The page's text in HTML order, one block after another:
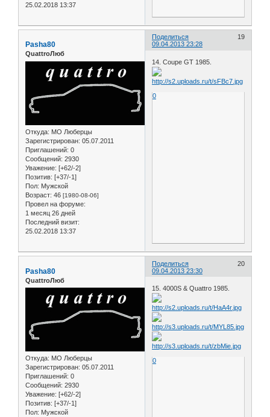
25.02.2018 13:37
Поделиться
19
09.04.2013 23:28
Pasha80
QuattroЛюб
Откуда: МО Люберцы
Зарегистрирован: 05.07.2011
Приглашений: 0
Сообщений: 2930
Уважение: [+62/-2]
Позитив: [+37/-1]
Пол: Мужской
Возраст: 46 [1980-08-06]
Провел на форуме:
1 месяц 26 дней
Последний визит:
25.02.2018 13:37
14. Coupe GT 1985.
0
Поделиться
20
09.04.2013 23:30
Pasha80
QuattroЛюб
Откуда: МО Люберцы
Зарегистрирован: 05.07.2011
Приглашений: 0
Сообщений: 2930
Уважение: [+62/-2]
Позитив: [+37/-1]
Пол: Мужской
15. 4000S & Quattro 1985.
0